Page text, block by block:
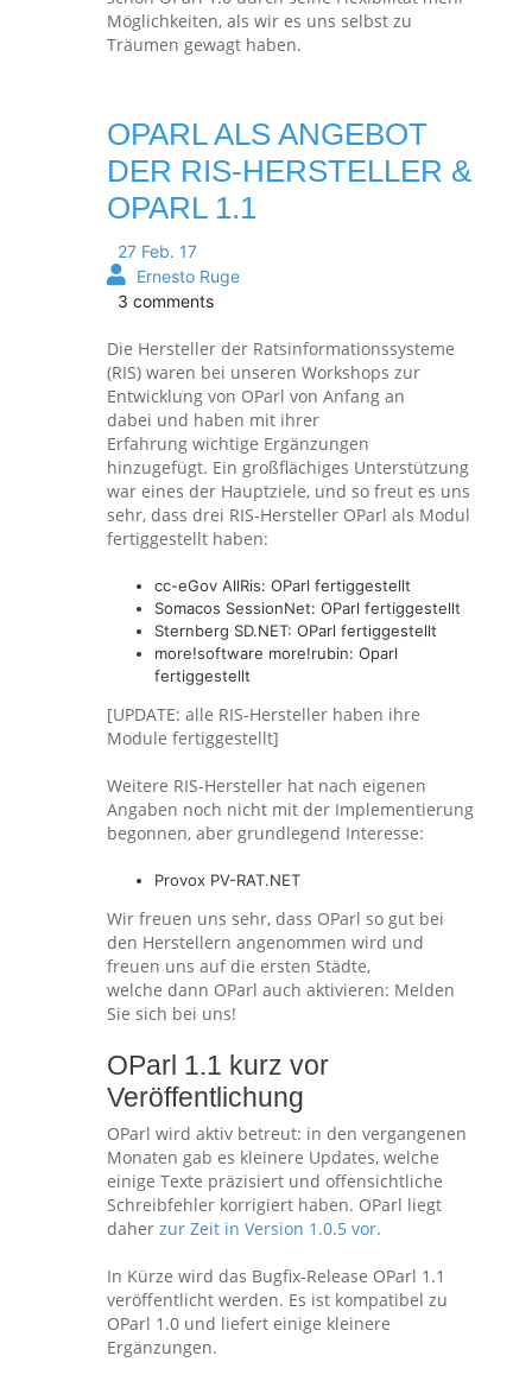
Möglichkeiten, als wir es uns selbst zu
Träumen gewagt haben.
OPARL ALS ANGEBOT
DER RIS-HERSTELLER &
OPARL 1.1
27 Feb. 17
Ernesto Ruge
3 comments
Die Hersteller der Ratsinformationssysteme
(RIS) waren bei unseren Workshops zur
Entwicklung von OParl von Anfang an
dabei und haben mit ihrer
Erfahrung wichtige Ergänzungen
hinzugefügt. Ein großflächiges Unterstützung
war eines der Hauptziele, und so freut es uns
sehr, dass drei RIS-Hersteller OParl als Modul
fertiggestellt haben:
cc-eGov AllRis: OParl fertiggestellt
Somacos SessionNet: OParl fertiggestellt
Sternberg SD.NET: OParl fertiggestellt
more!software more!rubin: Oparl
fertiggestellt
[UPDATE: alle RIS-Hersteller haben ihre
Module fertiggestellt]
Weitere RIS-Hersteller hat nach eigenen
Angaben noch nicht mit der Implementierung
begonnen, aber grundlegend Interesse:
Provox PV-RAT.NET
Wir freuen uns sehr, dass OParl so gut bei
den Herstellern angenommen wird und
freuen uns auf die ersten Städte,
welche dann OParl auch aktivieren: Melden
Sie sich bei uns!
OParl 1.1 kurz vor
Veröffentlichung
OParl wird aktiv betreut: in den vergangenen
Monaten gab es kleinere Updates, welche
einige Texte präzisiert und offensichtliche
Schreibfehler korrigiert haben. OParl liegt
daher zur Zeit in Version 1.0.5 vor.
In Kürze wird das Bugfix-Release OParl 1.1
veröffentlicht werden. Es ist kompatibel zu
OParl 1.0 und liefert einige kleinere
Ergänzungen.